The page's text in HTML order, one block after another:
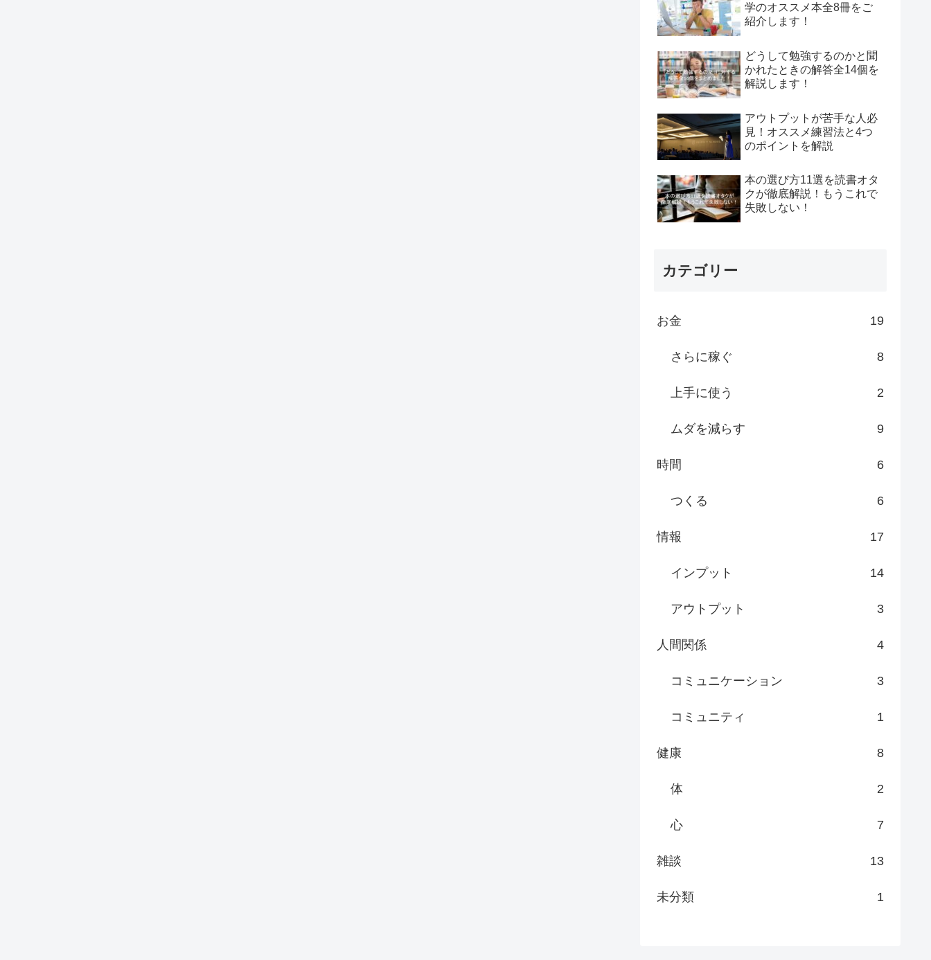
学のオススメ本全8冊をご
紹介します！
どうして勉強するのかと聞
かれたときの解答全14個を
解説します！
アウトプットが苦手な人必
見！オススメ練習法と4つ
のポイントを解説
本の選び方11選を読書オタ
クが徹底解説！もうこれで
失敗しない！
カテゴリー
お金 19
さらに稼ぐ 8
上手に使う 2
ムダを減らす 9
時間 6
つくる 6
情報 17
インプット 14
アウトプット 3
人間関係 4
コミュニケーション 3
コミュニティ 1
健康 8
体 2
心 7
雑談 13
未分類 1